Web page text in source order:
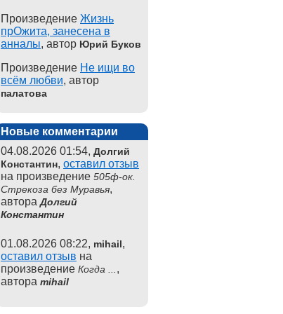
Произведение Жизнь
прОжита, занесена в
анналы, автор Юрий Буков
Произведение Не ищи во
всём любви, автор
палатова
Новые комментарии
04.08.2026 01:54, Долгий
Константин, оставил отзыв
на произведение 505ф-ок.
Стрекоза без Муравья,
автораДолгий
Константин
01.08.2026 08:22, mihail,
оставил отзыв на
произведение Когда ... ,
автора mihail